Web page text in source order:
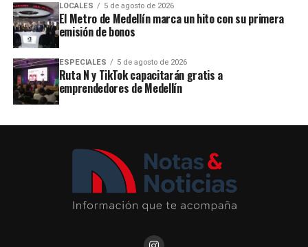
LOCALES 5 de agosto de 2026
El Metro de Medellín marca un hito con su primera
emisión de bonos
ESPECIALES 5 de agosto de 2026
Ruta N y TikTok capacitarán gratis a
emprendedores de Medellín